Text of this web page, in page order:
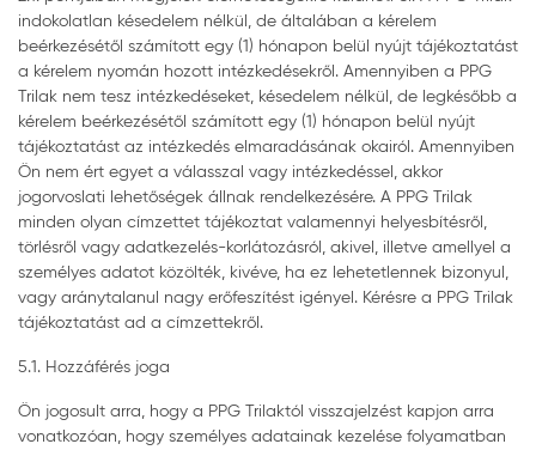
indokolatlan késedelem nélkül, de általában a kérelem
beérkezésétől számított egy (1) hónapon belül nyújt tájékoztatást
a kérelem nyomán hozott intézkedésekről. Amennyiben a PPG
Trilak nem tesz intézkedéseket, késedelem nélkül, de legkésőbb a
kérelem beérkezésétől számított egy (1) hónapon belül nyújt
tájékoztatást az intézkedés elmaradásának okairól. Amennyiben
Ön nem ért egyet a válasszal vagy intézkedéssel, akkor
jogorvoslati lehetőségek állnak rendelkezésére. A PPG Trilak
minden olyan címzettet tájékoztat valamennyi helyesbítésről,
törlésről vagy adatkezelés-korlátozásról, akivel, illetve amellyel a
személyes adatot közölték, kivéve, ha ez lehetetlennek bizonyul,
vagy aránytalanul nagy erőfeszítést igényel. Kérésre a PPG Trilak
tájékoztatást ad a címzettekről.
5.1. Hozzáférés joga
Ön jogosult arra, hogy a PPG Trilaktól visszajelzést kapjon arra
vonatkozóan, hogy személyes adatainak kezelése folyamatban